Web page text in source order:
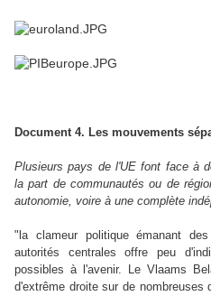
Document 4. Les mouvements
Plusieurs pays de l'UE font face à
la part de communautés ou de
autonomie, voire à une complète
"la clameur politique émanant
autorités centrales offre peu
possibles à l'avenir. Le Vlaams
d'extrême droite sur de nombreuses